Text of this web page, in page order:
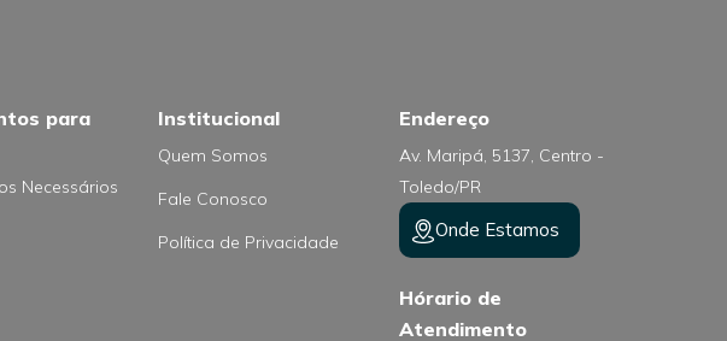
para
Necessários
Institucional
Quem Somos
Fale Conosco
Política de Privacidade
Endereço
Av. Maripá, 5137, Centro -
Toledo/PR
Onde Estamos
Hórario de
Atendimento